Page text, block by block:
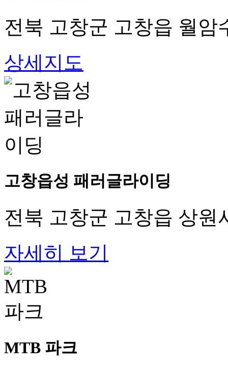
전북 고창군 고창읍 월암
상세지도
고창읍성 패러글라이딩
전북 고창군 고창읍 상원
자세히 보기
MTB 파크